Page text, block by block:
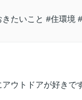
たいこと #住環境
ウトドアが好きで